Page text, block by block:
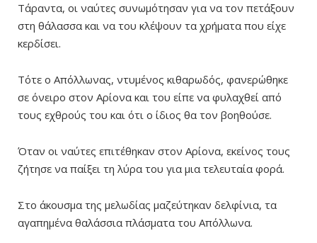
Τάραντα, οι ναύτες συνωμότησαν για να τον πετάξουν
στη θάλασσα και να του κλέψουν τα χρήματα που είχε
κερδίσει.
Τότε ο Απόλλωνας, ντυμένος κιθαρωδός, φανερώθηκε
σε όνειρο στον Αρίονα και του είπε να φυλαχθεί από
τους εχθρούς του και ότι ο ίδιος θα τον βοηθούσε.
Όταν οι ναύτες επιτέθηκαν στον Αρίονα, εκείνος τους
ζήτησε να παίξει τη λύρα του για μια τελευταία φορά.
Στο άκουσμα της μελωδίας μαζεύτηκαν δελφίνια, τα
αγαπημένα θαλάσσια πλάσματα του Απόλλωνα.